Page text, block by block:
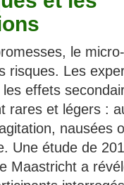
le
risques. Les
effets
rares et légers :
nausées
Une étude de
Maastricht a